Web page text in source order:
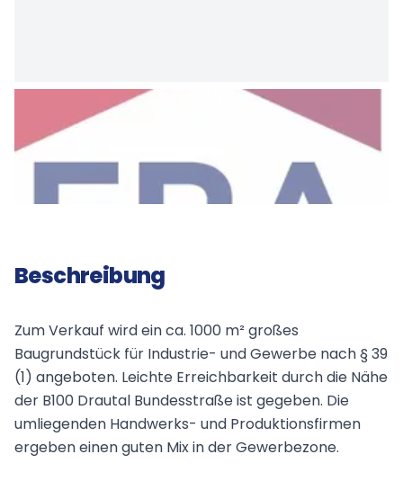
Beschreibung
Zum Verkauf wird ein ca. 1000 m² großes
Baugrundstück für Industrie- und Gewerbe nach § 39
(1) angeboten. Leichte Erreichbarkeit durch die Nähe
der B100 Drautal Bundesstraße ist gegeben. Die
umliegenden Handwerks- und Produktionsfirmen
ergeben einen guten Mix in der Gewerbezone.